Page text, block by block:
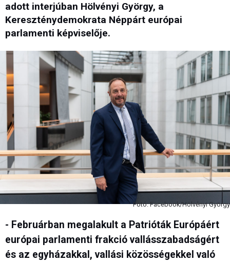
adott interjúban Hölvényi György, a
Kereszténydemokrata Néppárt európai
parlamenti képviselője.
Fotó: Facebook/Hölvényi György
- Februárban megalakult a Patrióták Európáért
európai parlamenti frakció vallásszabadságért
és az egyházakkal, vallási közösségekkel való